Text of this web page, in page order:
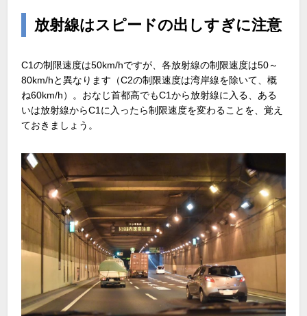
放射線はスピードの出しすぎに注意
C1の制限速度は50km/hですが、各放射線の制限速度は50～
80km/hと異なります（C2の制限速度は湾岸線を除いて、概
ね60km/h）。おなじ首都高でもC1から放射線に入る、ある
いは放射線からC1に入ったら制限速度を変わることを、覚え
ておきましょう。